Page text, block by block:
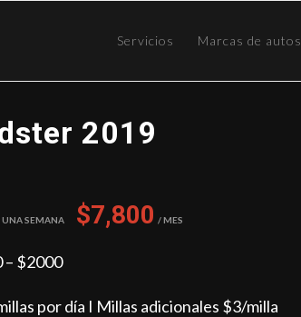
Servicios Marcas de autos
2019
Una semana $7,800 / Mes
– $2000
por día I Millas adicionales $3/milla